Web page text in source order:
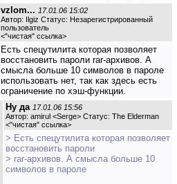
vzlom... 17.01.06 15:02
Автор: Ilgiz Статус: Незарегистрированный
пользователь
<"чистая" ссылка>
Есть спецутилита которая позволяет
восстановить пароли rar-архивов. А
смысла больше 10 символов в пароле
использовать нет, так как здесь есть
ограничение по хэш-функции.
Ну да 17.01.06 15:56
Автор: amirul <Serge> Статус: The Elderman
<"чистая" ссылка>
> Есть спецутилита которая позволяет
восстановить пароли
> rar-архивов. А смысла больше 10
символов в пароле